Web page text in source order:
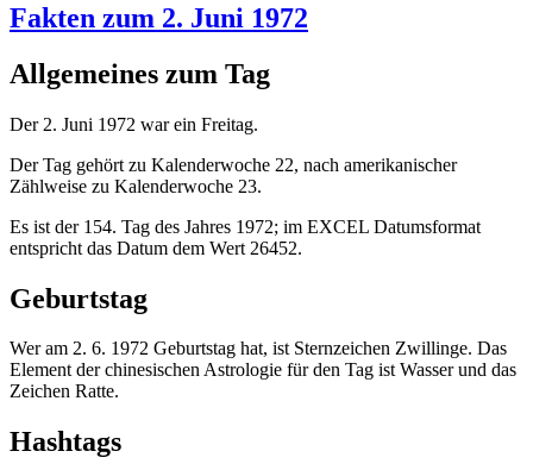
Fakten zum 2. Juni 1972
Allgemeines zum Tag
Der 2. Juni 1972 war ein Freitag.
Der Tag gehört zu Kalenderwoche 22, nach amerikanischer
Zählweise zu Kalenderwoche 23.
Es ist der 154. Tag des Jahres 1972; im EXCEL Datumsformat
entspricht das Datum dem Wert 26452.
Geburtstag
Wer am 2. 6. 1972 Geburtstag hat, ist Sternzeichen Zwillinge. Das
Element der chinesischen Astrologie für den Tag ist Wasser und das
Zeichen Ratte.
Hashtags